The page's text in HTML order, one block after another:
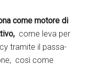
come motore di
come leva per
tramite il passa-
così come